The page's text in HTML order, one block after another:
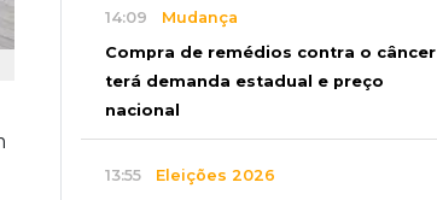
14:09 Mudança
Compra de remédios contra o câncer
terá demanda estadual e preço
nacional
13:55 Eleições 2026